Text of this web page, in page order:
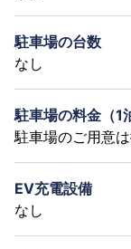
駐車場の台数
なし
駐車場の料金（1
駐車場のご用意は
EV充電設備
なし